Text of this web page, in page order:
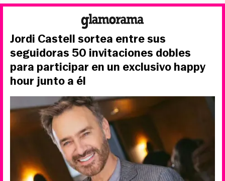
Jordi Castell sortea entre sus
seguidoras 50 invitaciones dobles
para participar en un exclusivo happy
hour junto a él